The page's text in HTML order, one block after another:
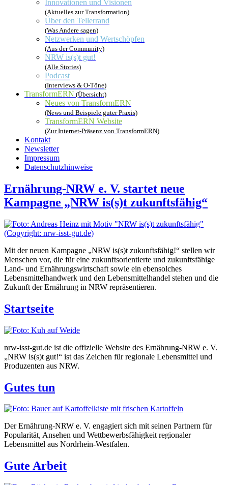
Innovationen und Visionen
(Aktuelles zur Transformation)
Über den Tellerrand
(Was Andere sagen)
Netzwerken und Wertschöpfen
(Aus der Community)
NRW is(s)t gut!
(Alle Stories)
Podcast
(Interviews & O-Töne)
TransformERN (Übersicht)
Neues von TransformERN
(News und Beispiele guter Praxis)
TransformERN Website
(Zur Internet-Präsenz von TransformERN)
Kontakt
Newsletter
Impressum
Datenschutzhinweise
Ernährung-NRW e. V. startet neue
Kampagne „NRW is(s)t zukunftsfähig“
Mit der neuen Kampagne „NRW is(s)t zukunftsfähig!“ stellen wir
Menschen vor, die für eine zukunftsorientierte und zukunftsfähige
Land- und Ernährungswirtschaft sowie ein ebensolches
Lebensmittelhandwerk und den Lebensmittelhandel stehen und die
Zukunft der Ernährung in NRW repräsentieren.
Startseite
nrw-isst-gut.de ist die offizielle Website des Ernährung-NRW e. V.
„NRW is(s)t gut!“ ist das Zeichen für regionale Lebensmittel und
Produzenten aus NRW.
Gutes tun
Der Ernährung-NRW e. V. engagiert sich mit seinen Partnern für
Popularität, Ansehen und Wettbewerbsfähigkeit regionaler
Lebensmittel aus Nordrhein-Westfalen.
Gute Arbeit